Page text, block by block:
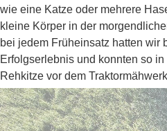
wie eine Katze oder mehrere
kleine Körper in der
bei jedem Früheinsatz hatten wir
Erfolgserlebnis und konnten so
Rehkitze vor dem